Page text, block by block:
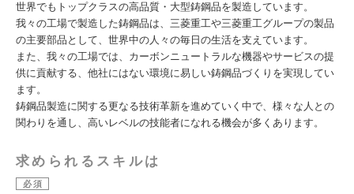
世界でもトップクラスの高品質・大型鋳鋼品を製造しています。
我々の工場で製造した鋳鋼品は、三菱重工や三菱重工グループの製品
の主要部品として、世界中の人々の毎日の生活を支えています。
また、我々の工場では、カーボンニュートラルな機器やサービスの提
供に貢献する、他社にはない環境に易しい鋳鋼品づくりを実現してい
ます。
鋳鋼品製造に関する更なる技術革新を進めていく中で、様々な人との
関わりを通し、高いレベルの技能者になれる機会が多くあります。
求められるスキルは
必須